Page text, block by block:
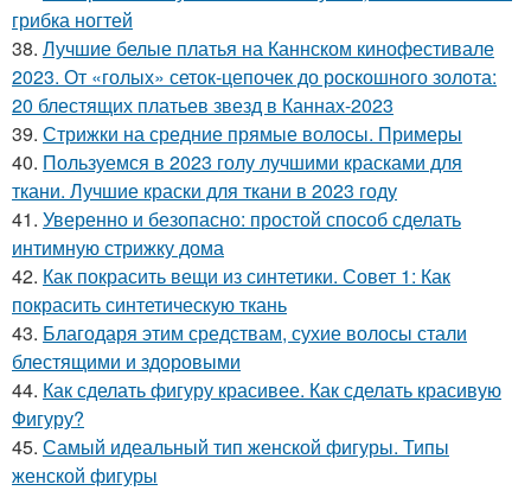
грибка ногтей
38. Лучшие белые платья на Каннском кинофестивале
2023. От «голых» сеток-цепочек до роскошного золота:
20 блестящих платьев звезд в Каннах-2023
39. Стрижки на средние прямые волосы. Примеры
40. Пользуемся в 2023 голу лучшими красками для
ткани. Лучшие краски для ткани в 2023 году
41. Уверенно и безопасно: простой способ сделать
интимную стрижку дома
42. Как покрасить вещи из синтетики. Совет 1: Как
покрасить синтетическую ткань
43. Благодаря этим средствам, сухие волосы стали
блестящими и здоровыми
44. Как сделать фигуру красивее. Как сделать красивую
Фигуру?
45. Самый идеальный тип женской фигуры. Типы
женской фигуры